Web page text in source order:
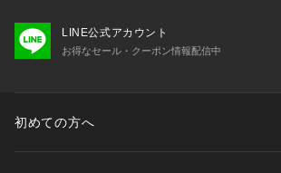
・72742 リボンショーツ
・72746 サニタリー
・22741 タップパンツ
LINE公式アカウント
お得なセール・クーポン情報配信中
初めての方へ